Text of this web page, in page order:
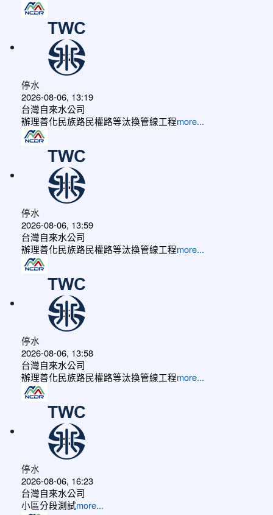
停水
2026-08-06, 13:19
台灣自來水公司
辦理善化民族路民權路等汰換管線工程more...
停水
2026-08-06, 13:59
台灣自來水公司
辦理善化民族路民權路等汰換管線工程more...
停水
2026-08-06, 13:58
台灣自來水公司
辦理善化民族路民權路等汰換管線工程more...
停水
2026-08-06, 16:23
台灣自來水公司
小區分段測試more...